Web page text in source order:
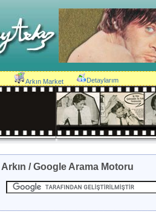
Arkın Market Detaylarım
/ Google Arama Motoru